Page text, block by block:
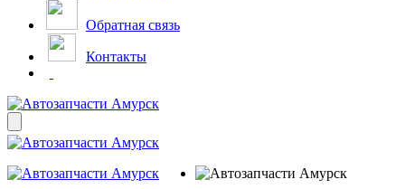
Обратная связь
Контакты